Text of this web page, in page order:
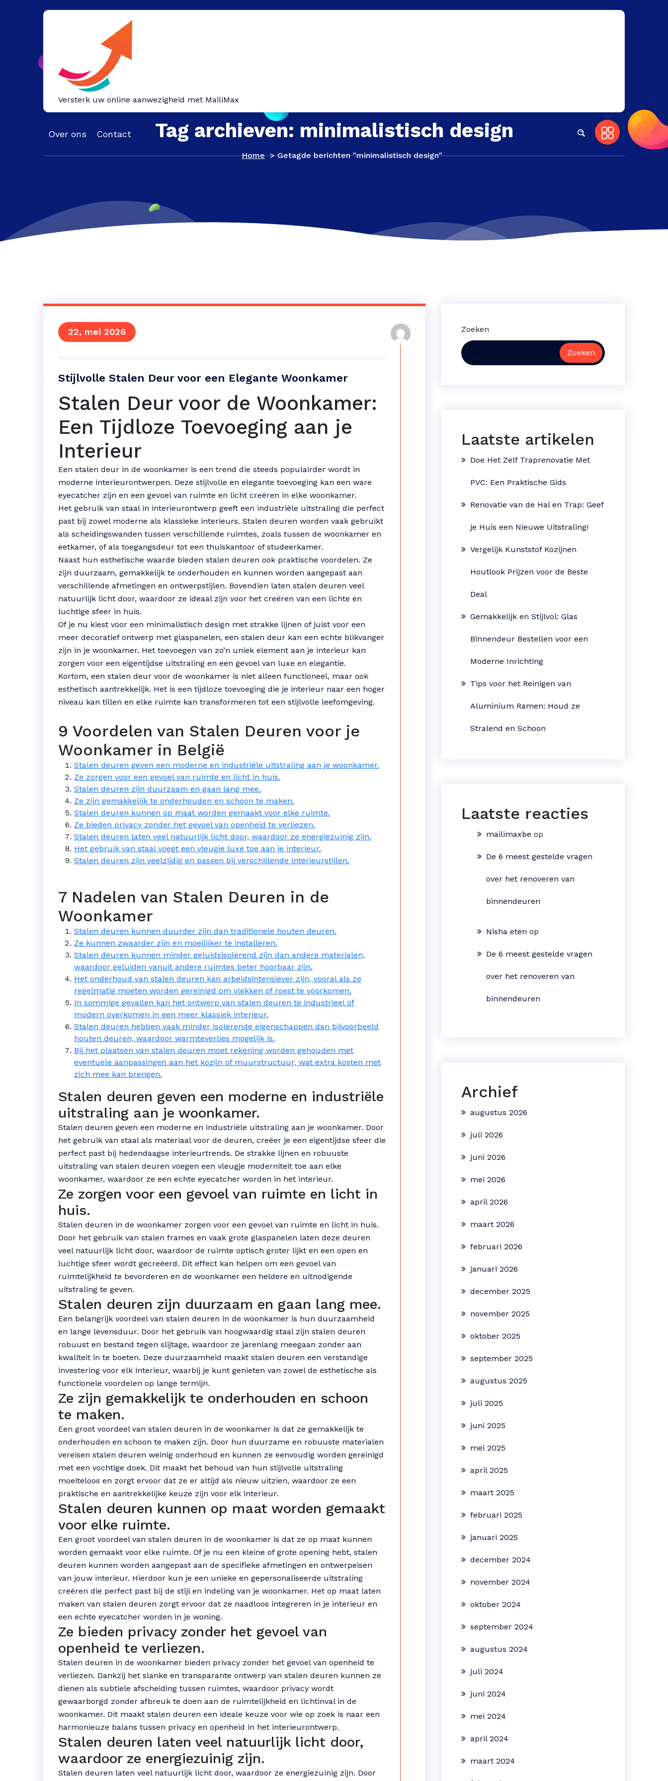
Versterk uw online aanwezigheid met MailiMax
Over ons Contact Tag archieven: minimalistisch design
Home>Getagde berichten "minimalistisch design"
22, mei 2026
Stijlvolle Stalen Deur voor een Elegante Woonkamer
Stalen Deur voor de Woonkamer:
Een Tijdloze Toevoeging aan je
Interieur
Een stalen deur in de woonkamer is een trend die steeds populairder wordt in
moderne interieurontwerpen. Deze stijlvolle en elegante toevoeging kan een ware
eyecatcher zijn en een gevoel van ruimte en licht creëren in elke woonkamer.
Het gebruik van staal in interieurontwerp geeft een industriële uitstraling die perfect
past bij zowel moderne als klassieke interieurs. Stalen deuren worden vaak gebruikt
als scheidingswanden tussen verschillende ruimtes, zoals tussen de woonkamer en
eetkamer, of als toegangsdeur tot een thuiskantoor of studeerkamer.
Naast hun esthetische waarde bieden stalen deuren ook praktische voordelen. Ze
zijn duurzaam, gemakkelijk te onderhouden en kunnen worden aangepast aan
verschillende afmetingen en ontwerpstijlen. Bovendien laten stalen deuren veel
natuurlijk licht door, waardoor ze ideaal zijn voor het creëren van een lichte en
luchtige sfeer in huis.
Of je nu kiest voor een minimalistisch design met strakke lijnen of juist voor een
meer decoratief ontwerp met glaspanelen, een stalen deur kan een echte blikvanger
zijn in je woonkamer. Het toevoegen van zo’n uniek element aan je interieur kan
zorgen voor een eigentijdse uitstraling en een gevoel van luxe en elegantie.
Kortom, een stalen deur voor de woonkamer is niet alleen functioneel, maar ook
esthetisch aantrekkelijk. Het is een tijdloze toevoeging die je interieur naar een hoger
niveau kan tillen en elke ruimte kan transformeren tot een stijlvolle leefomgeving.
9 Voordelen van Stalen Deuren voor je
Woonkamer in België
Stalen deuren geven een moderne en industriële uitstraling aan je woonkamer.
Ze zorgen voor een gevoel van ruimte en licht in huis.
Stalen deuren zijn duurzaam en gaan lang mee.
Ze zijn gemakkelijk te onderhouden en schoon te maken.
Stalen deuren kunnen op maat worden gemaakt voor elke ruimte.
Ze bieden privacy zonder het gevoel van openheid te verliezen.
Stalen deuren laten veel natuurlijk licht door, waardoor ze energiezuinig zijn.
Het gebruik van staal voegt een vleugje luxe toe aan je interieur.
Stalen deuren zijn veelzijdig en passen bij verschillende interieurstijlen.
7 Nadelen van Stalen Deuren in de
Woonkamer
Stalen deuren kunnen duurder zijn dan traditionele houten deuren.
Ze kunnen zwaarder zijn en moeilijker te installeren.
Stalen deuren kunnen minder geluidsisolerend zijn dan andere materialen,
waardoor geluiden vanuit andere ruimtes beter hoorbaar zijn.
Het onderhoud van stalen deuren kan arbeidsintensiever zijn, vooral als ze
regelmatig moeten worden gereinigd om vlekken of roest te voorkomen.
In sommige gevallen kan het ontwerp van stalen deuren te industrieel of
modern overkomen in een meer klassiek interieur.
Stalen deuren hebben vaak minder isolerende eigenschappen dan bijvoorbeeld
houten deuren, waardoor warmteverlies mogelijk is.
Bij het plaatsen van stalen deuren moet rekening worden gehouden met
eventuele aanpassingen aan het kozijn of muurstructuur, wat extra kosten met
zich mee kan brengen.
Stalen deuren geven een moderne en industriële
uitstraling aan je woonkamer.
Stalen deuren geven een moderne en industriële uitstraling aan je woonkamer. Door
het gebruik van staal als materiaal voor de deuren, creëer je een eigentijdse sfeer die
perfect past bij hedendaagse interieurtrends. De strakke lijnen en robuuste
uitstraling van stalen deuren voegen een vleugje moderniteit toe aan elke
woonkamer, waardoor ze een echte eyecatcher worden in het interieur.
Ze zorgen voor een gevoel van ruimte en licht in
huis.
Stalen deuren in de woonkamer zorgen voor een gevoel van ruimte en licht in huis.
Door het gebruik van stalen frames en vaak grote glaspanelen laten deze deuren
veel natuurlijk licht door, waardoor de ruimte optisch groter lijkt en een open en
luchtige sfeer wordt gecreëerd. Dit effect kan helpen om een gevoel van
ruimtelijkheid te bevorderen en de woonkamer een heldere en uitnodigende
uitstraling te geven.
Stalen deuren zijn duurzaam en gaan lang mee.
Een belangrijk voordeel van stalen deuren in de woonkamer is hun duurzaamheid
en lange levensduur. Door het gebruik van hoogwaardig staal zijn stalen deuren
robuust en bestand tegen slijtage, waardoor ze jarenlang meegaan zonder aan
kwaliteit in te boeten. Deze duurzaamheid maakt stalen deuren een verstandige
investering voor elk interieur, waarbij je kunt genieten van zowel de esthetische als
functionele voordelen op lange termijn.
Ze zijn gemakkelijk te onderhouden en schoon
te maken.
Een groot voordeel van stalen deuren in de woonkamer is dat ze gemakkelijk te
onderhouden en schoon te maken zijn. Door hun duurzame en robuuste materialen
vereisen stalen deuren weinig onderhoud en kunnen ze eenvoudig worden gereinigd
met een vochtige doek. Dit maakt het behoud van hun stijlvolle uitstraling
moeiteloos en zorgt ervoor dat ze er altijd als nieuw uitzien, waardoor ze een
praktische en aantrekkelijke keuze zijn voor elk interieur.
Stalen deuren kunnen op maat worden gemaakt
voor elke ruimte.
Een groot voordeel van stalen deuren in de woonkamer is dat ze op maat kunnen
worden gemaakt voor elke ruimte. Of je nu een kleine of grote opening hebt, stalen
deuren kunnen worden aangepast aan de specifieke afmetingen en ontwerpeisen
van jouw interieur. Hierdoor kun je een unieke en gepersonaliseerde uitstraling
creëren die perfect past bij de stijl en indeling van je woonkamer. Het op maat laten
maken van stalen deuren zorgt ervoor dat ze naadloos integreren in je interieur en
een echte eyecatcher worden in je woning.
Ze bieden privacy zonder het gevoel van
openheid te verliezen.
Stalen deuren in de woonkamer bieden privacy zonder het gevoel van openheid te
verliezen. Dankzij het slanke en transparante ontwerp van stalen deuren kunnen ze
dienen als subtiele afscheiding tussen ruimtes, waardoor privacy wordt
gewaarborgd zonder afbreuk te doen aan de ruimtelijkheid en lichtinval in de
woonkamer. Dit maakt stalen deuren een ideale keuze voor wie op zoek is naar een
harmonieuze balans tussen privacy en openheid in het interieurontwerp.
Stalen deuren laten veel natuurlijk licht door,
waardoor ze energiezuinig zijn.
Stalen deuren laten veel natuurlijk licht door, waardoor ze energiezuinig zijn. Door
Zoeken
Zoeken
Laatste artikelen
Doe Het Zelf Traprenovatie Met
PVC: Een Praktische Gids
Renovatie van de Hal en Trap: Geef
je Huis een Nieuwe Uitstraling!
Vergelijk Kunststof Kozijnen
Houtlook Prijzen voor de Beste
Deal
Gemakkelijk en Stijlvol: Glas
Binnendeur Bestellen voor een
Moderne Inrichting
Tips voor het Reinigen van
Aluminium Ramen: Houd ze
Stralend en Schoon
Laatste reacties
mailimaxbe op
De 6 meest gestelde vragen
over het renoveren van
binnendeuren
Nisha eten op
De 6 meest gestelde vragen
over het renoveren van
binnendeuren
Archief
augustus 2026
juli 2026
juni 2026
mei 2026
april 2026
maart 2026
februari 2026
januari 2026
december 2025
november 2025
oktober 2025
september 2025
augustus 2025
juli 2025
juni 2025
mei 2025
april 2025
maart 2025
februari 2025
januari 2025
december 2024
november 2024
oktober 2024
september 2024
augustus 2024
juli 2024
juni 2024
mei 2024
april 2024
maart 2024